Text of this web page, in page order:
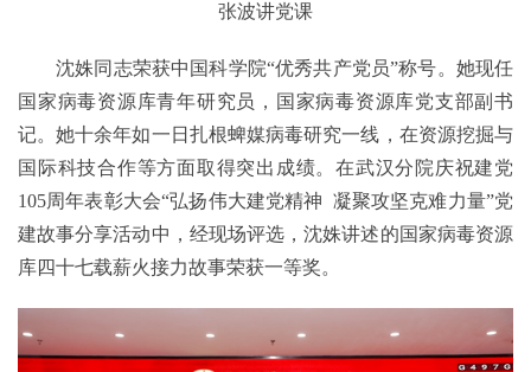
张波讲党课
沈姝同志荣获中国科学院“优秀共产党员”称号。她现任
国家病毒资源库青年研究员，国家病毒资源库党支部副书
记。她十余年如一日扎根蜱媒病毒研究一线，在资源挖掘与
国际科技合作等方面取得突出成绩。在武汉分院庆祝建党
105周年表彰大会“弘扬伟大建党精神 凝聚攻坚克难力量”党
建故事分享活动中，经现场评选，沈姝讲述的国家病毒资源
库四十七载薪火接力故事荣获一等奖。